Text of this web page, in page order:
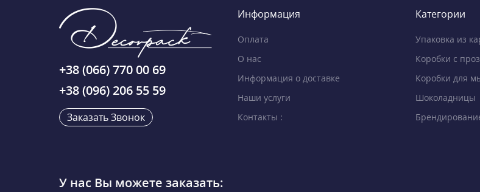
+38 (066) 770 00 69
+38 (096) 206 55 59
Заказать Звонок
Информация
Оплата
О нас
Информация о доставке
Наши услуги
Контакты :
Категории
Упаковка из
Коробки с
Коробки для
Шоколадницы
У нас Вы можете заказать: